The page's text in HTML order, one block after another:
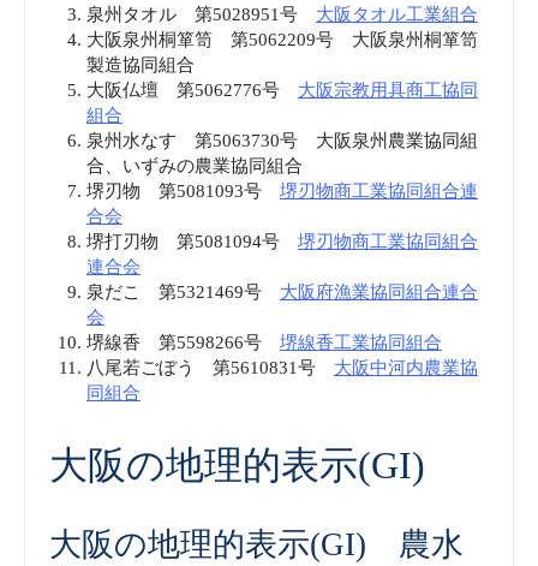
泉州タオル 第5028951号 大阪タオル工業組合
大阪泉州桐箪笥 第5062209号 大阪泉州桐箪笥
製造協同組合
大阪仏壇 第5062776号 大阪宗教用具商工協同
組合
泉州水なす 第5063730号 大阪泉州農業協同組
合、いずみの農業協同組合
堺刃物 第5081093号 堺刃物商工業協同組合連
合会
堺打刃物 第5081094号 堺刃物商工業協同組合
連合会
泉だこ 第5321469号 大阪府漁業協同組合連合
会
堺線香 第5598266号 堺線香工業協同組合
八尾若ごぼう 第5610831号 大阪中河内農業協
同組合
大阪の地理的表示(GI)
大阪の地理的表示(GI) 農水